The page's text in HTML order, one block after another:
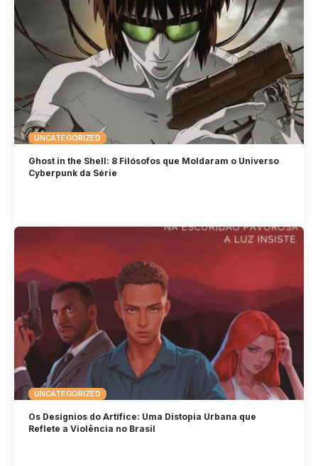
UNCATEGORIZED
Ghost in the Shell: 8 Filósofos que Moldaram o Universo
Cyberpunk da Série
UNCATEGORIZED
Os Desígnios do Artífice: Uma Distopia Urbana que
Reflete a Violência no Brasil